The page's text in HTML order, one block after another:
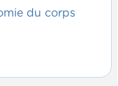
du corps